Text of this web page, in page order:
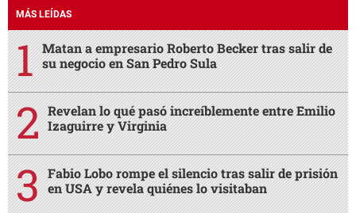
MÁS LEÍDAS
Matan a empresario Roberto Becker tras salir de
su negocio en San Pedro Sula
Revelan lo qué pasó increíblemente entre Emilio
Izaguirre y Virginia
Fabio Lobo rompe el silencio tras salir de prisión
en USA y revela quiénes lo visitaban